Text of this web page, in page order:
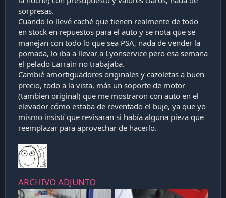
sorpresas.
Cuando lo llevé caché que tienen realmente de todo
en stock en repuestos para el auto y se nota que se
manejan con todo lo que sea PSA, nada de vender la
pomada, lo iba a llevar a Lyonservice pero esa semana
el pelado Larrain no trabajaba.
Cambié amortiguadores originales y cazoletas a buen
precio, todo a la vista, más un soporte de motor
(tambien original) que me mostraron con auto en el
elevador cómo estaba de reventado el buje, ya que yo
mismo insistí que revisaran si había alguna pieza que
reemplazar para aprovechar de hacerlo.
ARCHIVO ADJUNTO